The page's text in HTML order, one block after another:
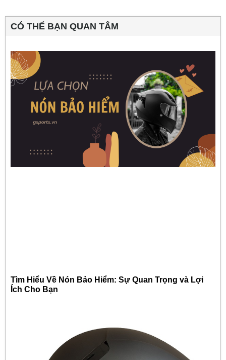
CÓ THỂ BẠN QUAN TÂM
Tìm Hiểu Về Nón Bảo Hiểm: Sự Quan Trọng và Lợi
Ích Cho Bạn